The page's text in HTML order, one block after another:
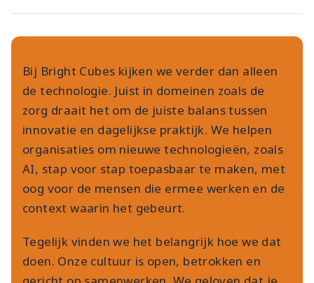
Bij Bright Cubes kijken we verder dan alleen
de technologie. Juist in domeinen zoals de
zorg draait het om de juiste balans tussen
innovatie en dagelijkse praktijk. We helpen
organisaties om nieuwe technologieën, zoals
AI, stap voor stap toepasbaar te maken, met
oog voor de mensen die ermee werken en de
context waarin het gebeurt.
Tegelijk vinden we het belangrijk hoe we dat
doen. Onze cultuur is open, betrokken en